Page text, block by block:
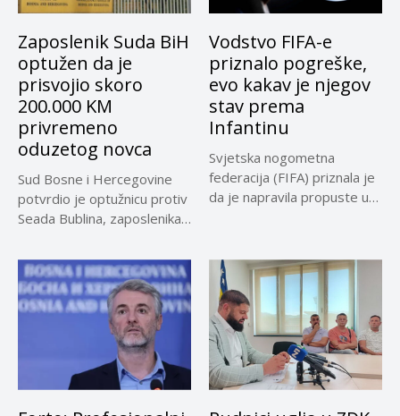
Zaposlenik Suda BiH
optužen da je
prisvojio skoro
200.000 KM
privremeno
oduzetog novca
Sud Bosne i Hercegovine
potvrdio je optužnicu protiv
Seada Bublina, zaposlenika
Vodstvo FIFA-e
priznalo pogreške,
evo kakav je njegov
stav prema
Infantinu
Svjetska nogometna
federacija (FIFA) priznala je
da je napravila propuste u